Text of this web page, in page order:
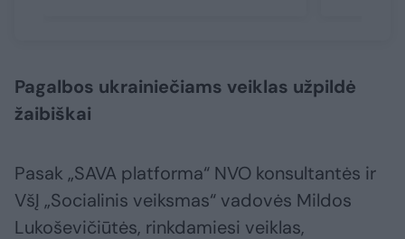
Pagalbos ukrainiečiams veiklas užpildė
žaibiškai
Pasak „SAVA platforma“ NVO konsultantės ir
VšĮ „Socialinis veiksmas“ vadovės Mildos
Lukoševičiūtės, rinkdamiesi veiklas,